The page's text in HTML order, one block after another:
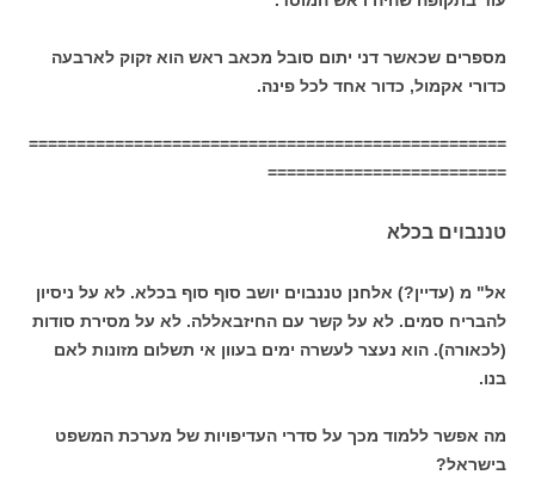
מספרים שכאשר דני יתום סובל מכאב ראש הוא זקוק לארבעה
כדורי אקמול, כדור אחד לכל פינה.
==================================================
=========================
טננבוים בכלא
אל" מ (עדיין?) אלחנן טננבוים יושב סוף סוף בכלא. לא על ניסיון
להבריח סמים. לא על קשר עם החיזבאללה. לא על מסירת סודות
(לכאורה). הוא נעצר לעשרה ימים בעוון אי תשלום מזונות לאם
בנו.
מה אפשר ללמוד מכך על סדרי העדיפויות של מערכת המשפט
בישראל?